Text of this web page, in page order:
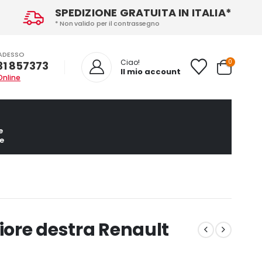
SPEDIZIONE GRATUITA IN ITALIA*
* Non valido per il contrassegno
857373 Ciao!
Il mio account
0
destra Renault